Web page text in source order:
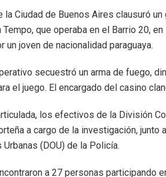
la Ciudad de Buenos Aires clausuró
Tempo, que operaba en el Barrio 20,
un joven de nacionalidad paraguaya.
secuestró un arma de fuego,
el juego. El encargado del casino
los efectivos de la División
a cargo de la investigación,
(DOU) de la Policía.
a 27 personas participando